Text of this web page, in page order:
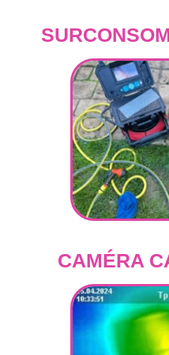
CAMÉRA